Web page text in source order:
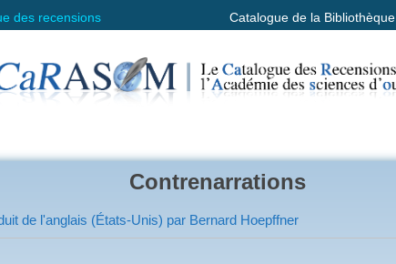
des recensions
Catalogue de la Bibliothèque
Contrenarrations
de l'anglais (États-Unis) par Bernard Hoepffner